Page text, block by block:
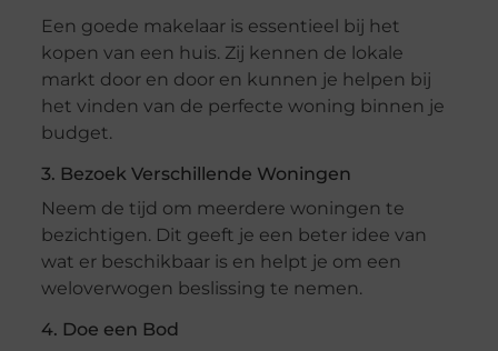
Een goede makelaar is essentieel bij het
kopen van een huis. Zij kennen de lokale
markt door en door en kunnen je helpen bij
het vinden van de perfecte woning binnen je
budget.
3. Bezoek Verschillende Woningen
Neem de tijd om meerdere woningen te
bezichtigen. Dit geeft je een beter idee van
wat er beschikbaar is en helpt je om een
weloverwogen beslissing te nemen.
4. Doe een Bod